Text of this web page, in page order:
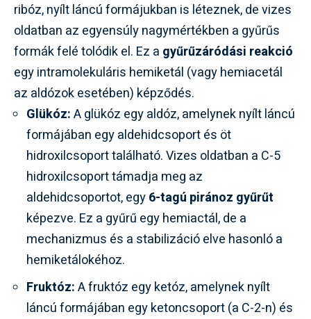
ribóz, nyílt láncú formájukban is léteznek, de vizes
oldatban az egyensúly nagymértékben a gyűrűs
formák felé tolódik el. Ez a gyűrűzáródási reakció
egy intramolekuláris hemiketál (vagy hemiacetál
az aldózok esetében) képződés.
Glükóz:A glükóz egy aldóz, amelynek nyílt láncú
formájában egy aldehidcsoport és öt
hidroxilcsoport található. Vizes oldatban a C-5
hidroxilcsoport támadja meg az
aldehidcsoportot, egy6-tagú piránoz gyűrűt
képezve. Ez a gyűrű egy hemiactál, de a
mechanizmus és a stabilizáció elve hasonló a
hemiketálokéhoz.
Fruktóz:A fruktóz egy ketóz, amelynek nyílt
láncú formájában egy ketoncsoport (a C-2-n) és